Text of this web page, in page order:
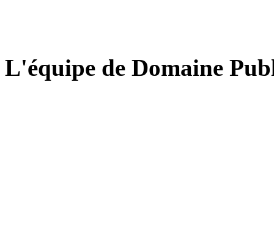
L'équipe de Domaine